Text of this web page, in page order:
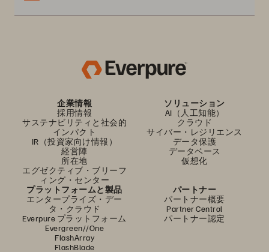
企業情報
採用情報
サステナビリティと社会的
インパクト
IR（投資家向け情報）
経営陣
所在地
エグゼクティブ・ブリーフ
ィング・センター
ソリューション
AI（人工知能）
クラウド
サイバー・レジリエンス
データ保護
データベース
仮想化
プラットフォームと製品
エンタープライズ・デー
タ・クラウド
Everpure プラットフォーム
Evergreen//One
FlashArray
FlashBlade
パートナー
パートナー概要
Partner Central
パートナー認定